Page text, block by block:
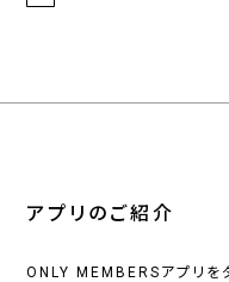
アプリのご紹介
ONLY MEMBERSアプリを